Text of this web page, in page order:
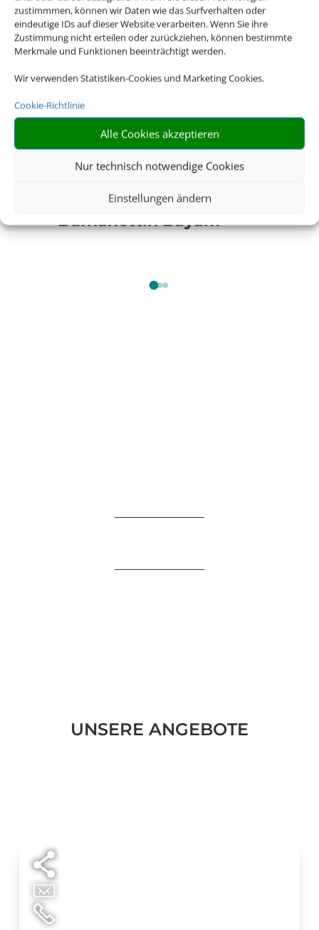
zustimmmen, können wir Daten wie das Surfverhalten oder
eindeutige IDs auf dieser Website verarbeiten. Wenn Sie ihre
Zustimmung nicht erteilen oder zurückziehen, können bestimmte
Merkmale und Funktionen beeinträchtigt werden.
Wir verwenden Statistiken-Cookies und Marketing Cookies.
Cookie-Richtlinie
Alle Cookies akzeptieren
Nur technisch notwendige Cookies
Einstellungen ändern
ab 1.229 € p.P.
Burhanettin Bayam
UNSERE ANGEBOTE